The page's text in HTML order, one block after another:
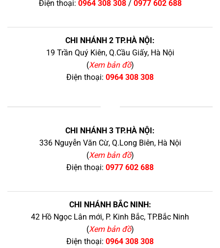
Điện thoại: 0964 308 308/ 0977 602 688
CHI NHÁNH 2 TP.HÀ NỘI:
19 Trần Quý Kiên, Q.Cầu Giấy, Hà Nội
(Xem bản đồ)
Điện thoại: 0964 308 308
CHI NHÁNH 3 TP.HÀ NỘI:
336 Nguyễn Văn Cừ, Q.Long Biên, Hà Nội
(Xem bản đồ)
Điện thoại: 0977 602 688
CHI NHÁNH BẮC NINH:
42 Hồ Ngọc Lân mới, P. Kinh Bắc, TP.Bắc Ninh
(Xem bản đồ)
Điện thoại: 0964 308 308